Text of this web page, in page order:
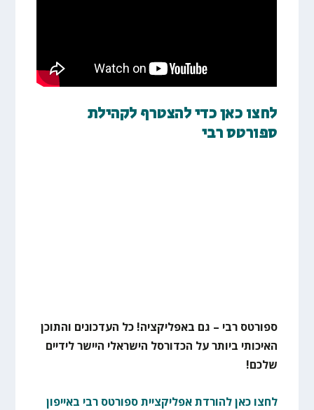
לחצו כאן כדי להצטרף לקהילת
ספורטס רבי
ספורטס רבי – גם באפליקציה! כל העדכונים והתוכן
האיכותי ביותר על הכדורסל הישראלי היישר לידיים
שלכם!
לחצו כאן להורדת אפליקציית ספורטס רבי באייפון